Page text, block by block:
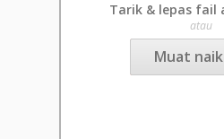
Tarik & lepas fail
atau
Muat